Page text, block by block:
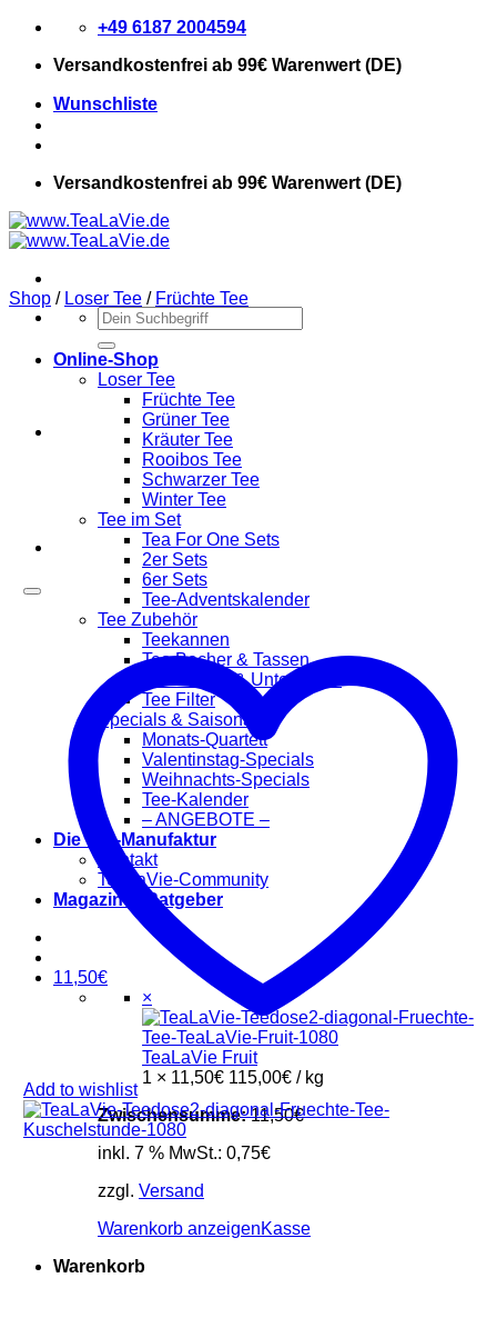
Zum
springen
+49 6187 2004594
Versandkostenfrei ab 99€ Warenwert (DE)
Wunschliste
Versandkostenfrei ab 99€ Warenwert (DE)
Suchen
nach:
Online-Shop
Loser Tee
Früchte Tee
Grüner Tee
Kräuter Tee
Rooibos Tee
Schwarzer Tee
Winter Tee
Tee im Set
Tea For One Sets
2er Sets
6er Sets
Tee-Adventskalender
Tee Zubehör
Teekannen
Tee Becher & Tassen
Teewärmer & Untersetzer
Tee Filter
Specials & Saisonal
Monats-Quartett
Valentinstag-Specials
Weihnachts-Specials
Tee-Kalender
– ANGEBOTE –
Die Tee-Manufaktur
Kontakt
TeaLaVie-Community
Magazin & Ratgeber
11,50€
×
TeaLaVie Fruit
1 × 11,50€ 115,00€ / kg
Zwischensumme: 11,50€
inkl. 7 % MwSt.: 0,75€
zzgl. Versand
Warenkorb anzeigenKasse
Warenkorb
Shop / Loser Tee / Früchte Tee
Add to wishlist